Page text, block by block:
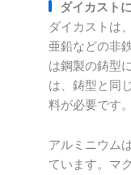
ダイカスト
ダイカストは
亜鉛などの非
は鋼製の鋳型
は、鋳型と同
料が必要です。
アルミニウム
ています。マ